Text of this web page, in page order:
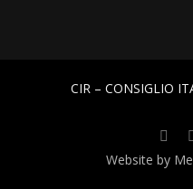
CIR – CONSIGLIO
Website by